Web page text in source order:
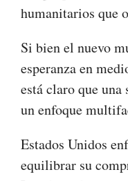
humanitarios que
Si bien el nuevo
esperanza en
está claro que
un enfoque
Estados Unidos
equilibrar su